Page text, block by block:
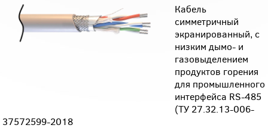
Кабель
симметричный
экранированный, с
низким дымо- и
газовыделением
продуктов горения
для промышленного
интерфейса RS-485
(ТУ 27.32.13-006-
37572599-2018